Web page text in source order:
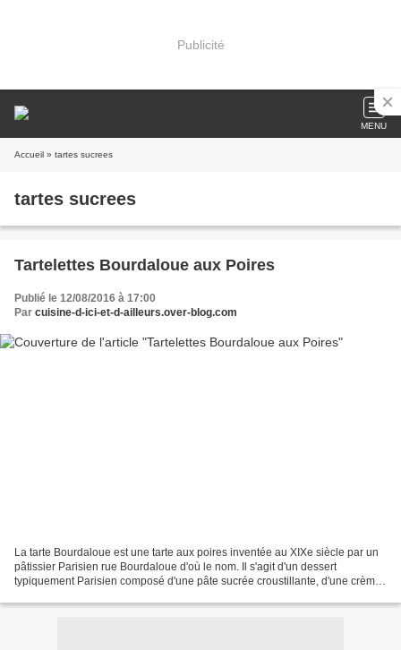
Publicité
MENU
Accueil » tartes sucrees
tartes sucrees
Tartelettes Bourdaloue aux Poires
Publié le 12/08/2016 à 17:00
Par cuisine-d-ici-et-d-ailleurs.over-blog.com
La tarte Bourdaloue est une tarte aux poires inventée au XIXe siècle par un
pâtissier Parisien rue Bourdaloue d'où le nom. Il s'agit d'un dessert
typiquement Parisien composé d'une pâte sucrée croustillante, d'une crème